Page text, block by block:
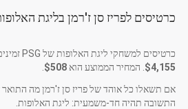
כרטיסים לפריז סן ז'רמן בליגת
כרטיסים למשחקי ליגת האלופות של PSG זמינים היום החל מ-
$4,155 . המחיר הממוצע הוא $508
אם תשאלו כל אוהד של פריז סן ז'רמן מה התואר
התשובה תהיה חד-משמעית: ליגת האלופות.